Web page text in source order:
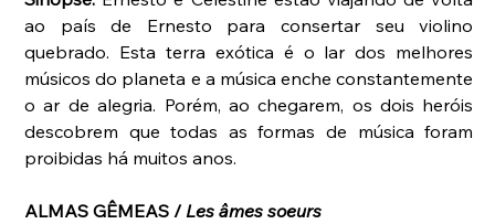
ao país de Ernesto para consertar seu violino
quebrado. Esta terra exótica é o lar dos melhores
músicos do planeta e a música enche constantemente
o ar de alegria. Porém, ao chegarem, os dois heróis
descobrem que todas as formas de música foram
proibidas há muitos anos.
ALMAS GÊMEAS / Les âmes soeurs